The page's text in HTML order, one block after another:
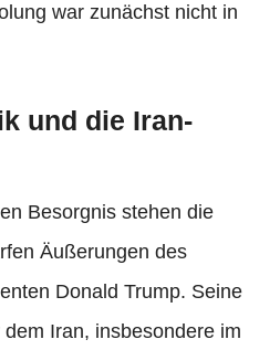
war zunächst nicht in
und die Iran-
Besorgnis stehen die
Äußerungen des
Donald Trump. Seine
Iran, insbesondere im